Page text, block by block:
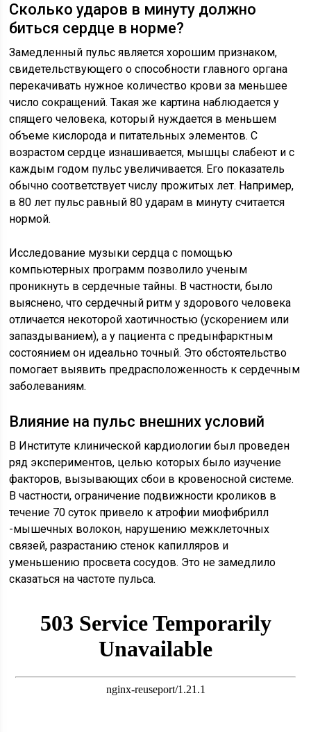
Сколько ударов в минуту должно
биться сердце в норме?
Замедленный пульс является хорошим признаком,
свидетельствующего о способности главного органа
перекачивать нужное количество крови за меньшее
число сокращений. Такая же картина наблюдается у
спящего человека, который нуждается в меньшем
объеме кислорода и питательных элементов. С
возрастом сердце изнашивается, мышцы слабеют и с
каждым годом пульс увеличивается. Его показатель
обычно соответствует числу прожитых лет. Например,
в 80 лет пульс равный 80 ударам в минуту считается
нормой.
Исследование музыки сердца с помощью
компьютерных программ позволило ученым
проникнуть в сердечные тайны. В частности, было
выяснено, что сердечный ритм у здорового человека
отличается некоторой хаотичностью (ускорением или
запаздыванием), а у пациента с предынфарктным
состоянием он идеально точный. Это обстоятельство
помогает выявить предрасположенность к сердечным
заболеваниям.
Влияние на пульс внешних условий
В Институте клинической кардиологии был проведен
ряд экспериментов, целью которых было изучение
факторов, вызывающих сбои в кровеносной системе.
В частности, ограничение подвижности кроликов в
течение 70 суток привело к атрофии миофибрилл
-мышечных волокон, нарушению межклеточных
связей, разрастанию стенок капилляров и
уменьшению просвета сосудов. Это не замедлило
сказаться на частоте пульса.